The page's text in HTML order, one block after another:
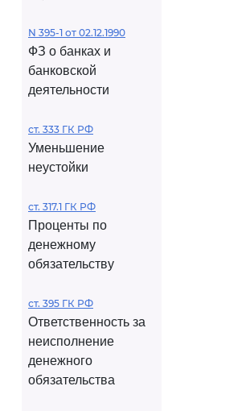
N 395-1 от 02.12.1990
ФЗ о банках и
банковской
деятельности
ст. 333 ГК РФ
Уменьшение
неустойки
ст. 317.1 ГК РФ
Проценты по
денежному
обязательству
ст. 395 ГК РФ
Ответственность за
неисполнение
денежного
обязательства